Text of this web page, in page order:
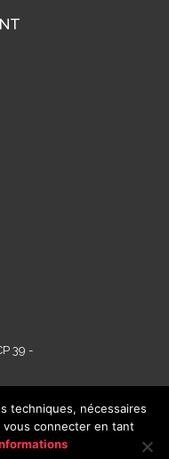
39 -
techniques, nécessaires
connecter en tant